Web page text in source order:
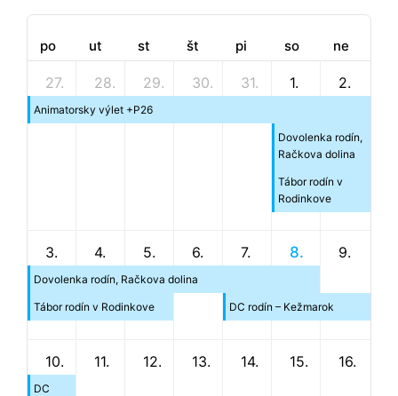
po ut st št pi so ne
27.
Animatorsky výlet +P26
28. 29. 30. 31. 1.
Dovolenka rodín,
Račkova dolina
Tábor rodín v
Rodinkove
2.
3.
Dovolenka rodín, Račkova dolina
Tábor rodín v Rodinkove
4. 5. 6. 7.
DC rodín – Kežmarok
8. 9.
10.
DC
11. 12. 13. 14. 15. 16.